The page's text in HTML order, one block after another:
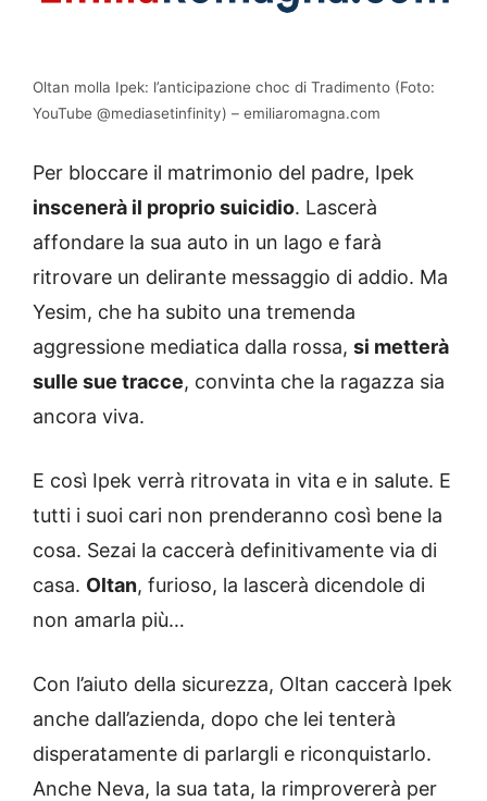
Oltan molla Ipek: l’anticipazione choc di Tradimento (Foto:
YouTube @mediasetinfinity) – emiliaromagna.com
Per bloccare il matrimonio del padre, Ipek
inscenerà il proprio suicidio. Lascerà
affondare la sua auto in un lago e farà
ritrovare un delirante messaggio di addio. Ma
Yesim, che ha subito una tremenda
aggressione mediatica dalla rossa, si metterà
sulle sue tracce, convinta che la ragazza sia
ancora viva.
E così Ipek verrà ritrovata in vita e in salute. E
tutti i suoi cari non prenderanno così bene la
cosa. Sezai la caccerà definitivamente via di
casa. Oltan, furioso, la lascerà dicendole di
non amarla più…
Con l’aiuto della sicurezza, Oltan caccerà Ipek
anche dall’azienda, dopo che lei tenterà
disperatamente di parlargli e riconquistarlo.
Anche Neva, la sua tata, la rimprovererà per